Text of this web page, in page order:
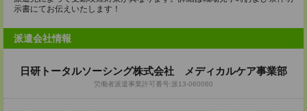
示書にてお伝えいたします！
派遣会社情報
日研トータルソーシング株式会社 メディカルケア事業部
労働者派遣事業許可番号:派13-060060